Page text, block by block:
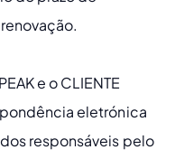
e o CLIENTE
eletrónica
responsáveis ​​pelo